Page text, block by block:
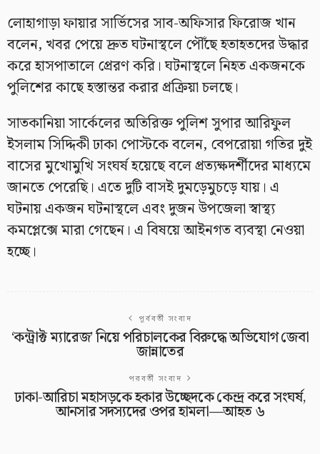
লোহাগাড়া ফায়ার সার্ভিসের সাব-অফিসার ফিরোজ খান
বলেন, খবর পেয়ে দ্রুত ঘটনাস্থলে পৌঁছে হতাহতদের উদ্ধার
করে হাসপাতালে প্রেরণ করি। ঘটনাস্থলে নিহত একজনকে
পুলিশের কাছে হস্তান্তর করার প্রক্রিয়া চলছে।
সাতকানিয়া সার্কেলের অতিরিক্ত পুলিশ সুপার আরিফুল
ইসলাম সিদ্দিকী ঢাকা পোস্টকে বলেন, বেপরোয়া গতির দুই
বাসের মুখোমুখি সংঘর্ষ হয়েছে বলে প্রত্যক্ষদর্শীদের মাধ্যমে
জানতে পেরেছি। এতে দুটি বাসই দুমড়েমুচড়ে যায়। এ
ঘটনায় একজন ঘটনাস্থলে এবং দুজন উপজেলা স্বাস্থ্য
কমপ্লেক্সে মারা গেছেন। এ বিষয়ে আইনগত ব্যবস্থা নেওয়া
হচ্ছে।
পূর্ববর্তী সংবাদ
‘কন্ট্রাক্ট ম্যারেজ’ নিয়ে পরিচালকের বিরুদ্ধে অভিযোগ জেবা
জান্নাতের
পরবর্তী সংবাদ
ঢাকা-আরিচা মহাসড়কে হকার উচ্ছেদকে কেন্দ্র করে সংঘর্ষ,
আনসার সদস্যদের ওপর হামলা—আহত ৬